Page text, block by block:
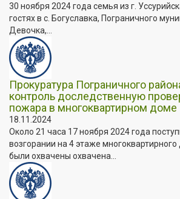
30 ноября 2024 года семья из г.
гостях в с. Богуславка, Пограничного
Девочка,...
Прокуратура Пограничного
контроль доследственную
пожара в многоквартирном доме
18.11.2024
Около 21 часа 17 ноября 2024 года
возгорании на 4 этаже
были охвачены охвачена...